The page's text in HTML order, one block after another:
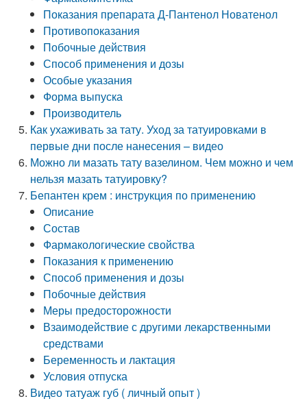
Показания препарата Д-Пантенол Новатенол
Противопоказания
Побочные действия
Способ применения и дозы
Особые указания
Форма выпуска
Производитель
Как ухаживать за тату. Уход за татуировками в
первые дни после нанесения – видео
Можно ли мазать тату вазелином. Чем можно и чем
нельзя мазать татуировку?
Бепантен крем : инструкция по применению
Описание
Состав
Фармакологические свойства
Показания к применению
Способ применения и дозы
Побочные действия
Меры предосторожности
Взаимодействие с другими лекарственными
средствами
Беременность и лактация
Условия отпуска
Видео татуаж губ ( личный опыт )